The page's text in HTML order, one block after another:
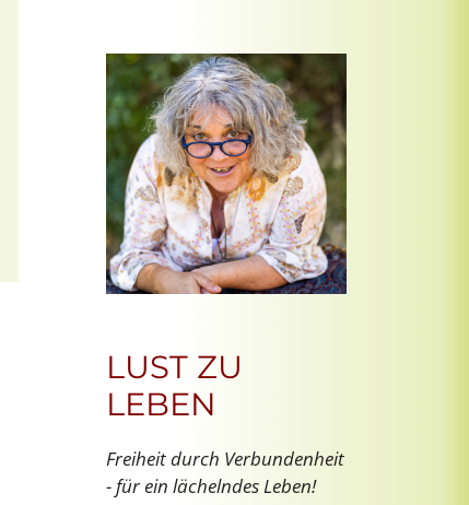
Office 365
LUST ZU
LEBEN
Freiheit durch Verbundenheit
- für ein lächelndes Leben!